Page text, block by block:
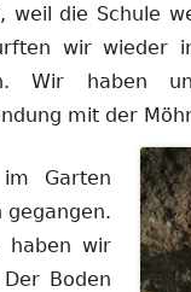
FESTE UND
weil die Schule
wir wieder
Wir haben
mit der
Garten
gegangen.
haben wir
Boden